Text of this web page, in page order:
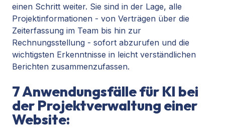
einen Schritt weiter. Sie sind in der Lage, alle
Projektinformationen - von Verträgen über die
Zeiterfassung im Team bis hin zur
Rechnungsstellung - sofort abzurufen und die
wichtigsten Erkenntnisse in leicht verständlichen
Berichten zusammenzufassen.
7 Anwendungsfälle für KI bei
der Projektverwaltung einer
Website: